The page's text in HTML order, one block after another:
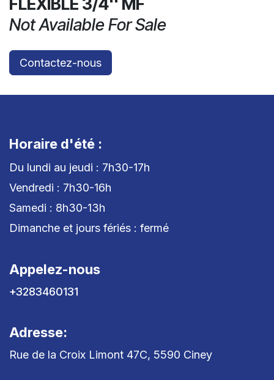
Not Available For Sale
Contactez-nous
Horaire d'été :
Du lundi au jeudi : 7h30-17h
Vendredi : 7h30-16h
Samedi : 8h30-13h
Dimanche et jours fériés : fermé
Appelez-nous
+3283460131
Adresse:
Rue de la Croix Limont 47C, 5590 Ciney